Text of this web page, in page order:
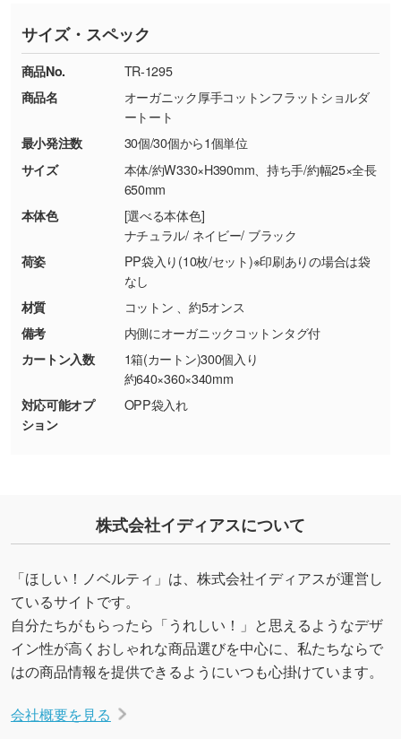
す。→詳しく見る
・コーポレートカラーを使って印刷したい／印
刷色にこだわりがある
DIC・PANTONEなどのカラーチップの指定や、
現物支給による色指定も承っております。→
しく見る
・背景がある画像からキャラクター部分だけを
使いたいです
シンプルな背景のデータや、使いたいキャラク
ター部分の輪郭がはっきりしているデータは切
り抜き処理が可能です。→詳しく見る
・持っているデータの背景が足りない／塗り足
しの作り方が分からない
印刷したいデータが印刷範囲よりも小さい場
合、シンプルな色・柄の背景であれば拡張が可
URLをご指定いただければ、QRコードを生成
いたします。配置のご相談にも応じています。
→ 詳しく見る
※詳しくは「商品の良品基準について
ください。
【返品・交換ができない場合】
・お客様の元で商品を加工された場合、または
商品が破損した場合
・商品到着後7日以上経過している場合
・お客様のご都合による返品・交換依頼(商
品・色・数量などの注文間違い等)
TEL：0422-29-9911 営業時間10:00～
18:00(土日祝日除く)
お問い合わせフォームはこちら
サイズ・スペック
商品No.
TR-1295
商品名
オーガニック厚手コットンフラットショルダ
ートート
最小発注数
30個/30個から1個単位
サイズ
本体/約W330×H390mm、持ち手/約幅25×全長
650mm
本体色
[選べる本体色]
ナチュラル/ ネイビー/ ブラック
荷姿
PP袋入り(10枚/セット)※印刷ありの場合は袋
なし
材質
コットン 、約5オンス
備考
内側にオーガニックコットンタグ付
カートン入数
1箱(カートン)300個入り
約640×360×340mm
対応可能オプ
ション
OPP袋入れ
株式会社イディアスについて
「ほしい！ノベルティ」は、株式会社イディアスが運営し
ているサイトです。
自分たちがもらったら「うれしい！」と思えるようなデザ
イン性が高くおしゃれな商品選びを中心に、私たちならで
はの商品情報を提供できるようにいつも心掛けています。
会社概要を見る